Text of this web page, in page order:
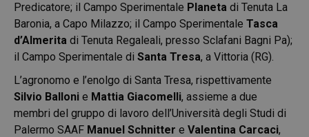
Predicatore; il Campo Sperimentale Planeta di Tenuta La
Baronia, a Capo Milazzo; il Campo Sperimentale Tasca
d’Almerita di Tenuta Regaleali, presso Sclafani Bagni Pa);
il Campo Sperimentale di Santa Tresa, a Vittoria (RG).
L’agronomo e l’enolgo di Santa Tresa, rispettivamente
Silvio Balloni e Mattia Giacomelli, assieme a due
membri del gruppo di lavoro dell’Università degli Studi di
Palermo SAAF Manuel Schnitter e Valentina Carcaci,